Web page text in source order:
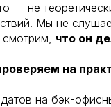
— не
Мы не
что он
на
на бэк-